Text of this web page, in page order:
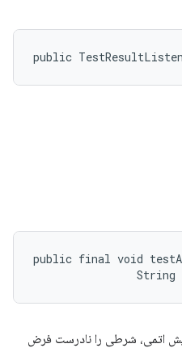
public
public final void
String
اتمی، شرطی را نادرست فرض